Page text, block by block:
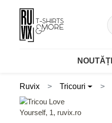
NOUTĂȚI
Ruvix Tricouri